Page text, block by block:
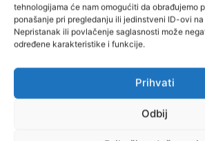
tehnologijama će nam omogućiti da obrađujemo
ponašanje pri pregledanju ili jedinstveni ID-ovi
Nepristanak ili povlačenje saglasnosti može
određene karakteristike i funkcije.
Prihvati
Odbij
TAGOVI Hrvatska ljetovanje
Pinterest